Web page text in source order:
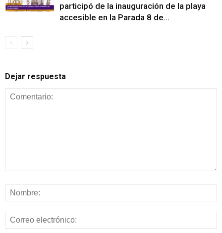
participó de la inauguración de la playa
accesible en la Parada 8 de...
Dejar respuesta